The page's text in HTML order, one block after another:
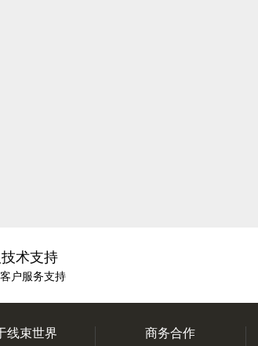
术支持
户服务支持
线束世界 商务合作